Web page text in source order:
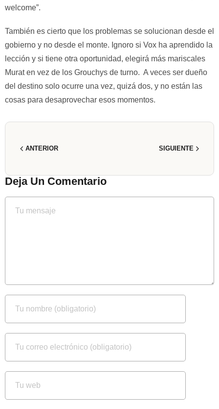
welcome”.
También es cierto que los problemas se solucionan desde el
gobierno y no desde el monte. Ignoro si Vox ha aprendido la
lección y si tiene otra oportunidad, elegirá más mariscales
Murat en vez de los Grouchys de turno. A veces ser dueño
del destino solo ocurre una vez, quizá dos, y no están las
cosas para desaprovechar esos momentos.
ANTERIOR SIGUIENTE
Deja Un Comentario